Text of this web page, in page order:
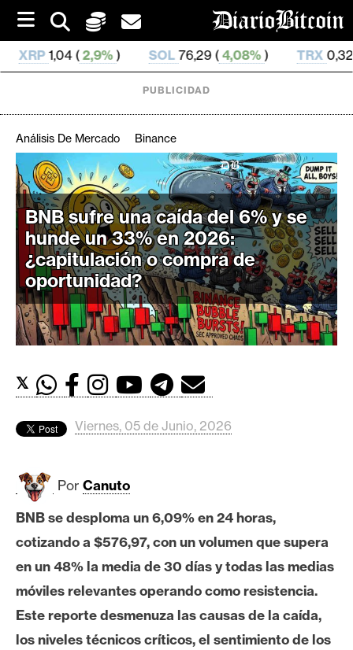
i
t
o
SOL76,29 (4,08% TRX0,328 73 (0,41%)
C
r
i
p
t
o
M
e
r
d
s
B
t
c
o
i
PUBLICIDAD
Análisis De Mercado Binance
BNB sufre una caída del 6% y se
hunde un 33% en 2026:
¿capitulación o compra de
oportunidad?
𝕏
Viernes, 05 de Junio, 2026
Por Canuto
BNB se desploma un 6,09% en 24 horas,
cotizando a $576,97, con un volumen que supera
en un 48% la media de 30 días y todas las medias
móviles relevantes operando como resistencia.
Este reporte desmenuza las causas de la caída,
los niveles técnicos críticos, el sentimiento de los